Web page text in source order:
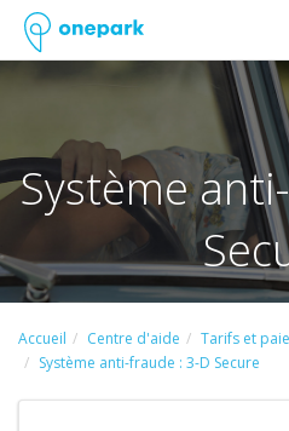
Système
Accueil Centre d'aide
Tarifs et
Système anti-fraude : 3-D Secure